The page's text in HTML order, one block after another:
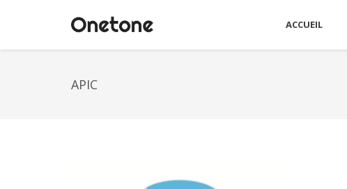
ACCUEIL
APIC